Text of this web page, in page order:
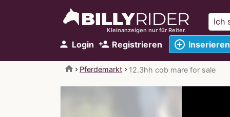
Kleinanzeigen nur für Reiter.
person Login person_add Registrieren add_circle_outline Inserieren
home Pferdemarkt 12.3hh cob mare for sale